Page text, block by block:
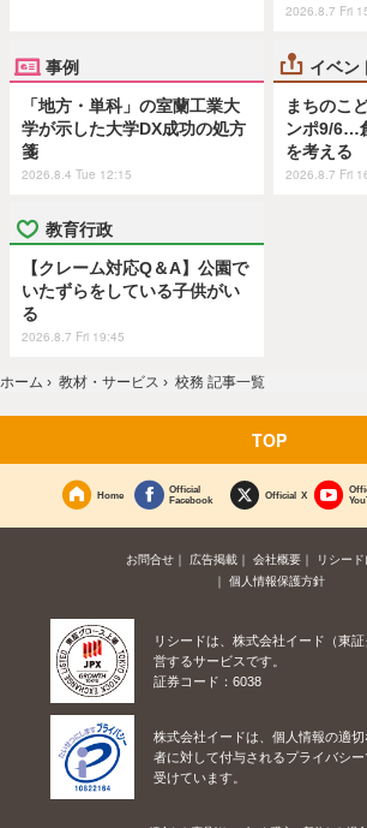
2026.8.7 Fri
事例
「地方・単科」の室蘭工業大
学が示した大学DX成功の処方
箋
2026.8.4 Tue 12:15
イベン
まちのこ
ンポ9/6…
を考える
2026.8.7 Fri
教育行政
【クレーム対応Q＆A】公園で
いたずらをしている子供がい
る
2026.8.7 Fri 19:45
ホーム › 教材・サービス › 校務 記事一覧
TOP
Home
Official
Facebook
Official X
お問合せ 広告掲載 会社概要
リシー
個人情報保護方針
リシードは、株式会社イード（東
営するサービスです。
証券コード：6038
株式会社イードは、個人情報の適
者に対して付与されるプライバシ
受けています。